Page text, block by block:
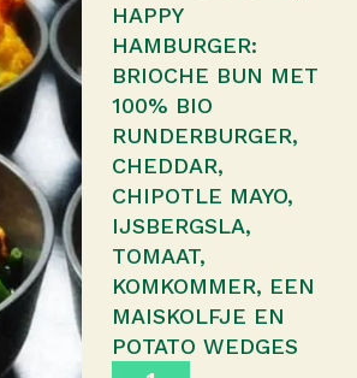
HAPPY
HAMBURGER:
BRIOCHE BUN MET
100% BIO
RUNDERBURGER,
CHEDDAR,
CHIPOTLE MAYO,
IJSBERGSLA,
TOMAAT,
KOMKOMMER, EEN
MAISKOLFJE EN
POTATO WEDGES